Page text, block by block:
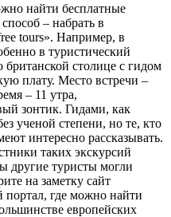
найти бесплатные
– набрать в
tours». Например, в
в туристический
британской столице с гидом
плату. Место встречи –
– 11 утра,
зонтик. Гидами, как
ученой степени, но те, кто
интересно рассказывать.
таких экскурсий
другие туристы могли
на заметку сайт
портал, где можно найти
европейских